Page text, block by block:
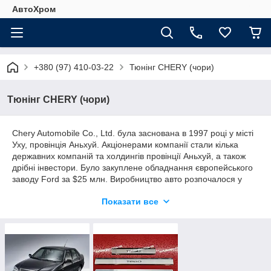
АвтоХром
+380 (97) 410-03-22 Тюнінг CHERY (чори)
Тюнінг CHERY (чори)
Chery Automobile Co., Ltd. була заснована в 1997 році у місті
Уху, провінція Аньхуй. Акціонерами компанії стали кілька
державних компаній та холдингів провінції Аньхуй, а також
дрібні інвестори. Було закуплене обладнання європейського
заводу Ford за $25 млн. Виробництво авто розпочалося у
Seat (див. Chery Amulet).
авто на всій території Китаю. Компанія постачала таксі для
місцевої адміністрації.
Показати все